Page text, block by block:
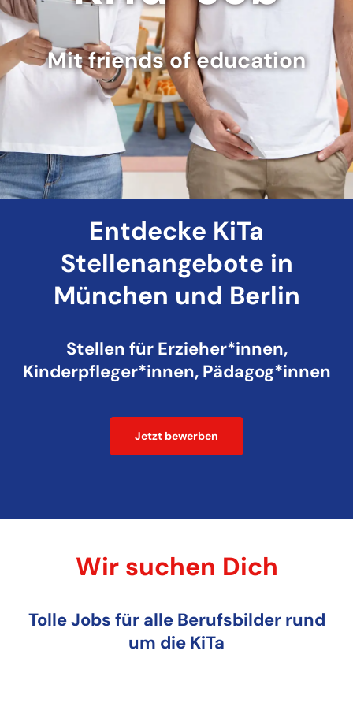
Mit friends of education
Entdecke KiTa
Stellenangebote in
München und Berlin
Stellen für Erzieher*innen,
Kinderpfleger*innen, Pädagog*innen
Jetzt bewerben
Wir suchen Dich
Tolle Jobs für alle Berufsbilder rund
um die KiTa